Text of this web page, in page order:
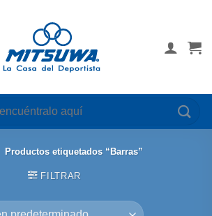
Productos etiquetados “Barras”
FILTRAR